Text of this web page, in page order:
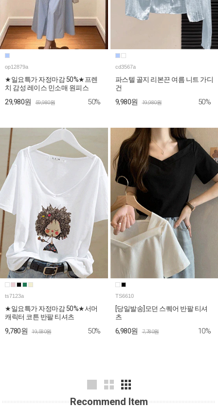
op12879a
★일요특가 자정마감 50%★프렌
치 감성 레이스 민소매 원피스
29,980원 59,980원 50%
cd3567a
파스텔 골지 리본끈 여름 니트 가디
건
9,980원 19,980원 50%
ts7123a
★일요특가 자정마감 50%★서머
캐릭터 코튼 반팔 티셔츠
9,780원 19,580원 50%
TS6610
[당일발송]모던 스퀘어 반팔 티셔
츠
6,980원 7,780원 10%
Recommend Item